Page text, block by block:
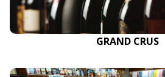
GRAND CRUS